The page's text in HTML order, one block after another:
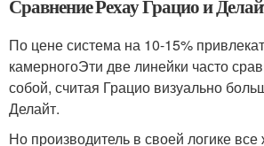
Сравнение Рехау Грацио и
По цене система на 10-15%
камерногоЭти две линейки часто
собой, считая Грацио визуально
Делайт.
Но производитель в своей логике все